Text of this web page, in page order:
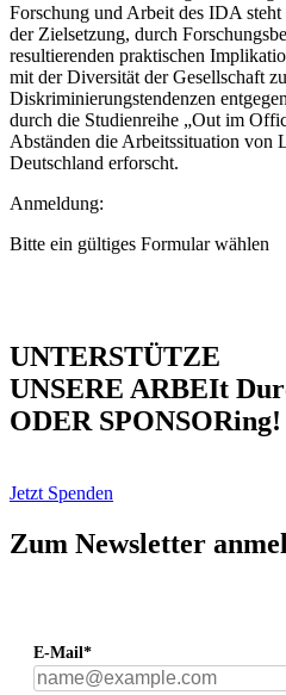
Forschung und Arbeit des IDA
der Zielsetzung, durch
resultierenden praktischen
mit der Diversität der Gesellschaft
Diskriminierungstendenzen
durch die Studienreihe „Out im
Abständen die Arbeitssituation
Deutschland erforscht.
Anmeldung:
Bitte ein gültiges Formular wählen
UNTERSTÜTZE
UNSERE ARBEIt
ODER SPONSORing!
Jetzt Spenden
Zum Newsletter
E-Mail*